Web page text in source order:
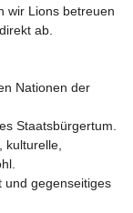
wir Lions betreuen
ab.
Nationen der
Staatsbürgertum.
und gegenseitiges